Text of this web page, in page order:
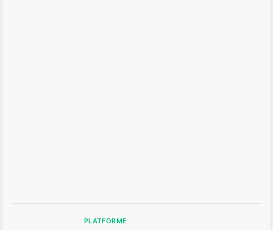
PLATFORME